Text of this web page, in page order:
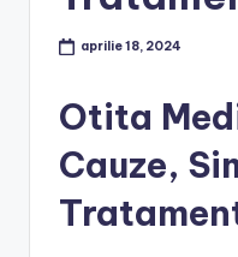
aprilie 18, 2024
Otita
Cauze,